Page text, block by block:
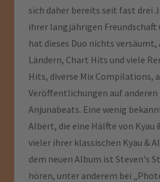
sich daher bereits seit fast drei
ihrer langjährigen
hat dieses Duo nichts
Ländern, Chart Hits und viele
Hits, diverse Mix Compilations,
Veröffentlichungen auf anderen
Anjunabeats. Eine wenig
Albert, die eine Hälfte von Kyau
vieler ihrer klassischen Kyau &
dem neuen Album ist Steven's
hören, unter anderem bei